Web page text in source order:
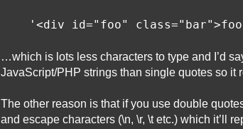
'<div id="foo"
…which is lots less characters to type and I’d
JavaScript/PHP strings than single quotes so it
The other reason is that if you use double
and escape characters (\n, \r, \t etc.) which it’ll